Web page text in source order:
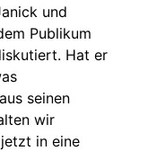
und
Publikum
Hat er
seinen
wir
in eine